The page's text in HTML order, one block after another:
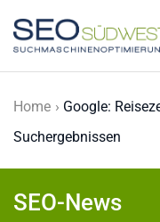
Skip to main
Home
Google:
Suchergebnissen
SEO-News